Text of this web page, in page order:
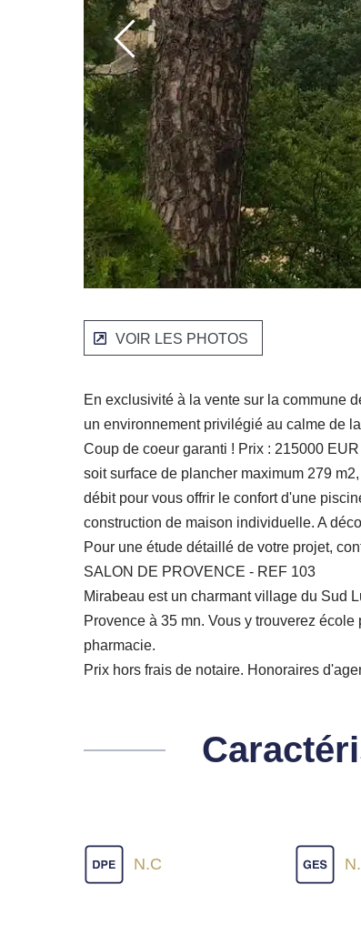
VOIR LES PHOTOS
En exclusivité à la vente sur la commune
un environnement privilégié au calme de
Coup de coeur garanti ! Prix : 215000
soit surface de plancher maximum 279
débit pour vous offrir le confort d'une
construction de maison individuelle. A
Pour une étude détaillé de votre projet,
SALON DE PROVENCE - REF 103
Mirabeau est un charmant village du Sud
Provence à 35 mn. Vous y trouverez
pharmacie.
Prix hors frais de notaire. Honoraires
N.C